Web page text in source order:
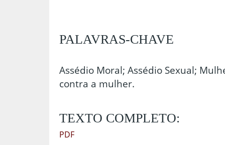
PALAVRAS-CHAVE
Assédio Moral; Assédio Sexual;
contra a mulher.
TEXTO COMPLETO:
PDF